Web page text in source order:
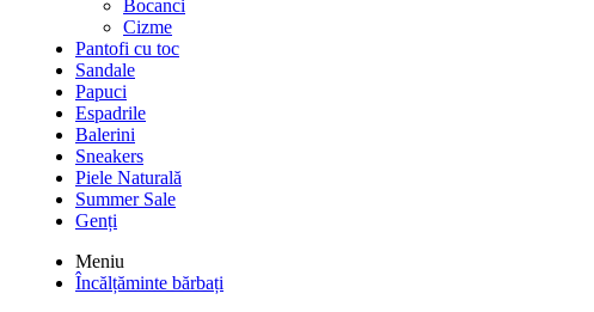
Bocanci
Cizme
Pantofi cu toc
Sandale
Papuci
Espadrile
Balerini
Sneakers
Piele Naturală
Summer Sale
Genți
Meniu
Încălțăminte bărbați